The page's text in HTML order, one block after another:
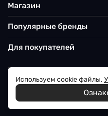
Магазин
Популярные бренды
Для покупателей
© 2026 Iqon - Магазин вашего
Политика обработки
Используем cookie файлы.